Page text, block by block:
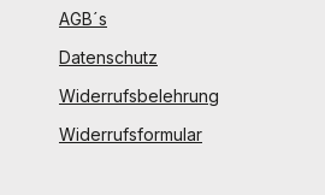
AGB´s
Datenschutz
Widerrufsbelehrung
Widerrufsformular